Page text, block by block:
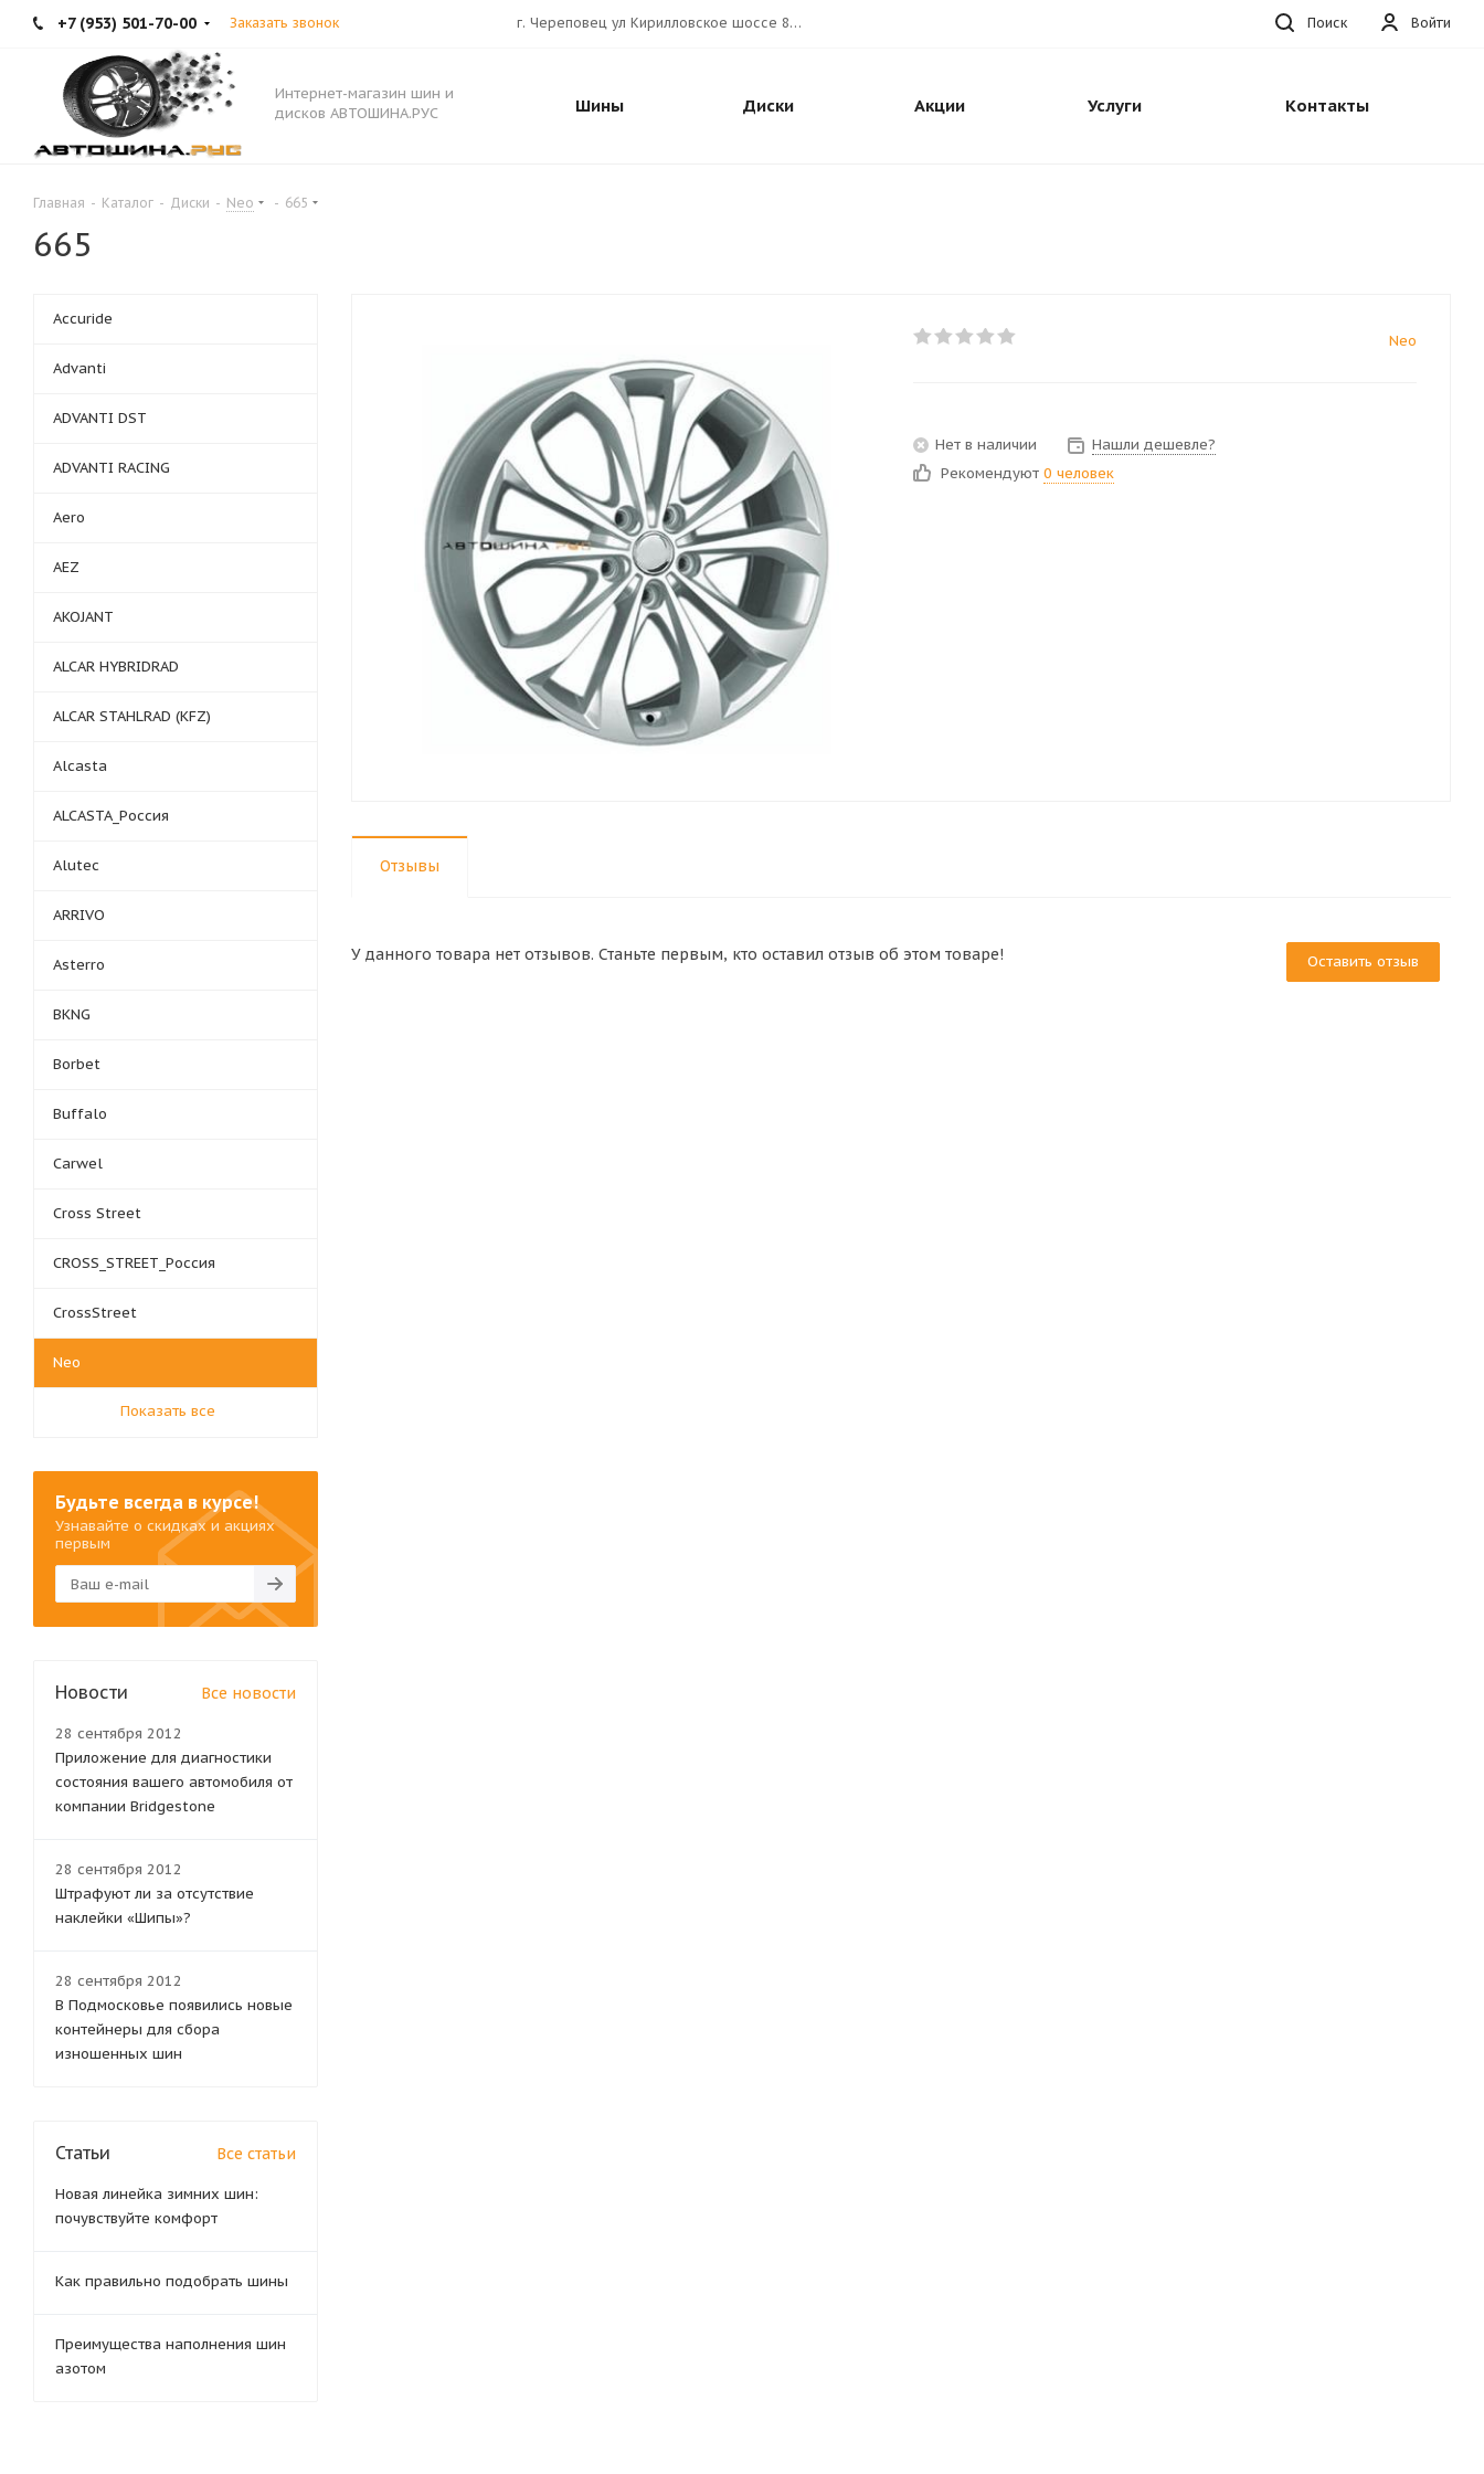
+7 (953) 501-70-00 Заказать звонок Войти
г. Череповец ул Кирилловское шоссе 80А АВТОШИНА.РУС Поиск
Интернет-магазин шин и
дисков АВТОШИНА.РУС
Шины Диски Акции Услуги Контакты
Главная - Каталог - Диски - Neo - 665
665
Neo
Нет в наличии
Нашли дешевле?
Рекомендуют 0 человек
Отзывы
Оставить отзыв
У данного товара нет отзывов. Станьте первым, кто оставил отзыв об этом товаре!
Accuride
Advanti
ADVANTI DST
ADVANTI RACING
Aero
AEZ
AKOJANT
ALCAR HYBRIDRAD
ALCAR STAHLRAD (KFZ)
Alcasta
ALCASTA_Россия
Alutec
ARRIVO
Asterro
BKNG
Borbet
Buffalo
Carwel
Cross Street
CROSS_STREET_Россия
CrossStreet
Neo
Показать все
Будьте всегда в курсе!
Узнавайте о скидках и акциях
первым
Новости Все новости
28 сентября 2012
Приложение для диагностики
состояния вашего автомобиля от
компании Bridgestone
28 сентября 2012
Штрафуют ли за отсутствие
наклейки «Шипы»?
28 сентября 2012
В Подмосковье появились новые
контейнеры для сбора
изношенных шин
Статьи Все статьи
Новая линейка зимних шин:
почувствуйте комфорт
Как правильно подобрать шины
Преимущества наполнения шин
азотом